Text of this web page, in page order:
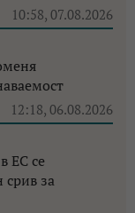
10:58, 07.08.2026
12:18, 06.08.2026
ЕС се
срив за